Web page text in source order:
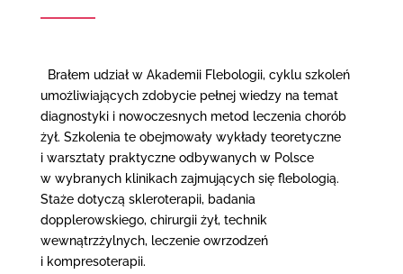
Brałem udział w Akademii Flebologii, cyklu szkoleń
umożliwiających zdobycie pełnej wiedzy na temat
diagnostyki i nowoczesnych metod leczenia chorób
żył. Szkolenia te obejmowały wykłady teoretyczne
i warsztaty praktyczne odbywanych w Polsce
w wybranych klinikach zajmujących się flebologią.
Staże dotyczą skleroterapii, badania
dopplerowskiego, chirurgii żył, technik
wewnątrzżylnych, leczenie owrzodzeń
i kompresoterapii.